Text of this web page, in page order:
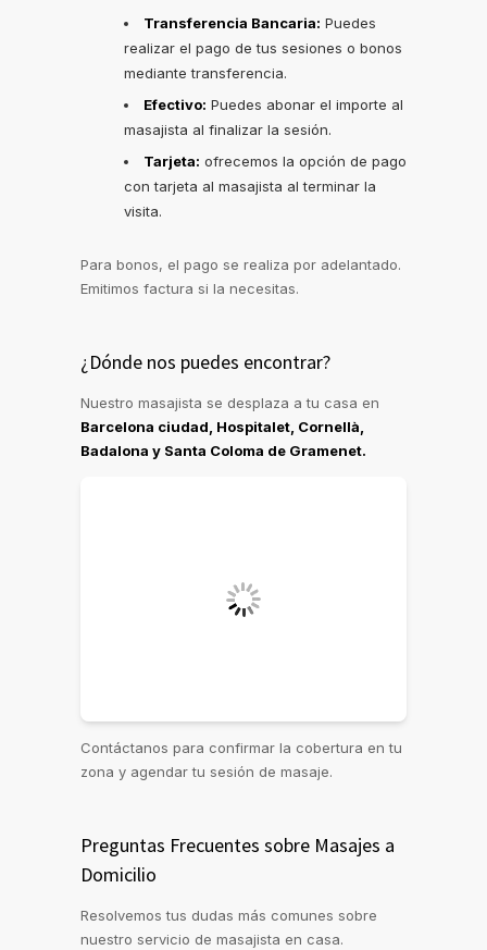
Transferencia Bancaria: Puedes
realizar el pago de tus sesiones o bonos
mediante transferencia.
Efectivo: Puedes abonar el importe al
masajista al finalizar la sesión.
Tarjeta: ofrecemos la opción de pago
con tarjeta al masajista al terminar la
visita.
Para bonos, el pago se realiza por adelantado.
Emitimos factura si la necesitas.
¿Dónde nos puedes encontrar?
Nuestro masajista se desplaza a tu casa en
Barcelona ciudad, Hospitalet, Cornellà,
Badalona y Santa Coloma de Gramenet.
Contáctanos para confirmar la cobertura en tu
zona y agendar tu sesión de masaje.
Preguntas Frecuentes sobre Masajes a
Domicilio
Resolvemos tus dudas más comunes sobre
nuestro servicio de masajista en casa.